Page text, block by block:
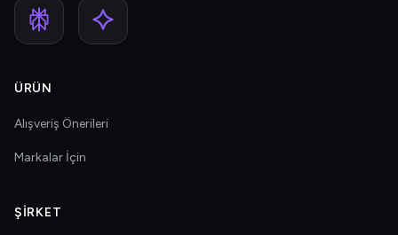
ÜRÜN
Alışveriş Önerileri
Markalar İçin
ŞIRKET